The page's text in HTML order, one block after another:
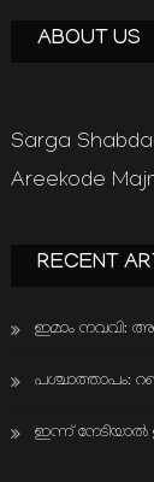
ABOUT US
Sarga
Areekode
RECENT
ഇമാം നവവി:
പശ്ചാത്താപം:
ഇന്ന് നേടിയാൽ